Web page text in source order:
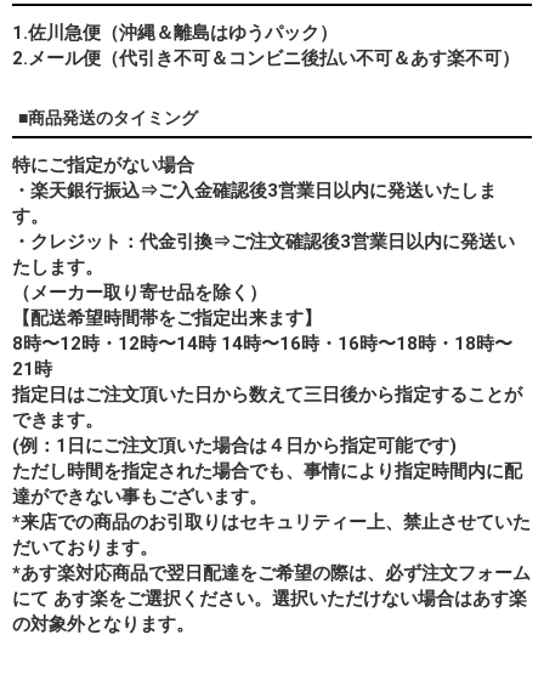
1.佐川急便（沖縄＆離島はゆうパック）
2.メール便（代引き不可＆コンビニ後払い不可＆あす楽不可）
■商品発送のタイミング
特にご指定がない場合
・楽天銀行振込⇒ご入金確認後3営業日以内に発送いたしま
す。
・クレジット：代金引換⇒ご注文確認後3営業日以内に発送い
たします。
（メーカー取り寄せ品を除く）
【配送希望時間帯をご指定出来ます】
8時〜12時・12時〜14時 14時〜16時・16時〜18時・18時〜
21時
指定日はご注文頂いた日から数えて三日後から指定することが
できます。
(例：1日にご注文頂いた場合は４日から指定可能です)
ただし時間を指定された場合でも、事情により指定時間内に配
達ができない事もございます。
*来店での商品のお引取りはセキュリティー上、禁止させていた
だいております。
*あす楽対応商品で翌日配達をご希望の際は、必ず注文フォーム
にて あす楽をご選択ください。選択いただけない場合はあす楽
の対象外となります。